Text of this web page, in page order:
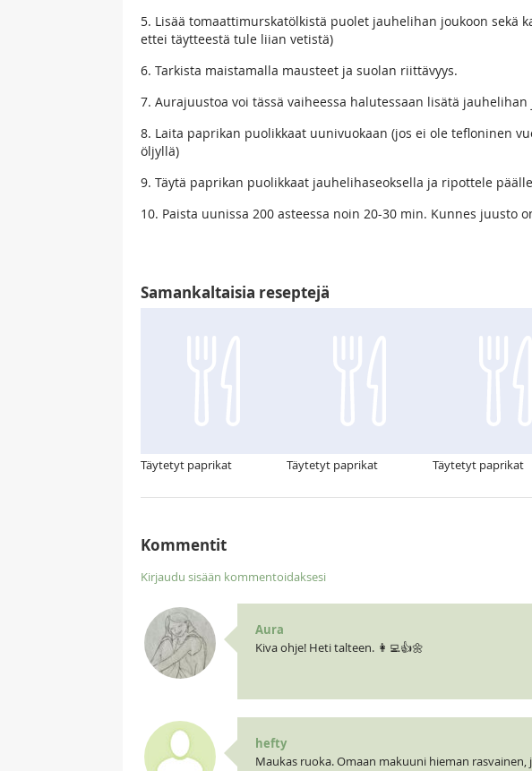
5. Lisää tomaattimurskatölkistä puolet jauhelihan joukoon sekä
ettei täytteestä tule liian vetistä)
6. Tarkista maistamalla mausteet ja suolan riittävyys.
7. Aurajuustoa voi tässä vaiheessa halutessaan lisätä
8. Laita paprikan puolikkaat uunivuokaan (jos ei ole tefloninen
öljyllä)
9. Täytä paprikan puolikkaat jauhelihaseoksella ja ripottele
10. Paista uunissa 200 asteessa noin 20-30 min. Kunnes juusto
Samankaltaisia reseptejä
Täytetyt paprikat Täytetyt paprikat Täytetyt paprikat
Kommentit
Kirjaudu sisään kommentoidaksesi
Aura
Kiva ohje! Heti talteen. 👩‍💻👍🌼
hefty
Maukas ruoka. Omaan makuuni hieman